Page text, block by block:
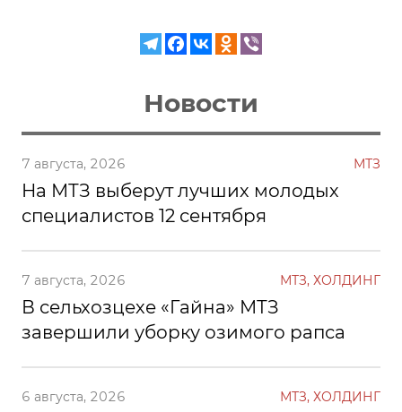
Новости
7 августа, 2026 МТЗ
На МТЗ выберут лучших молодых
специалистов 12 сентября
7 августа, 2026 МТЗ, ХОЛДИНГ
В сельхозцехе «Гайна» МТЗ
завершили уборку озимого рапса
6 августа, 2026 МТЗ, ХОЛДИНГ